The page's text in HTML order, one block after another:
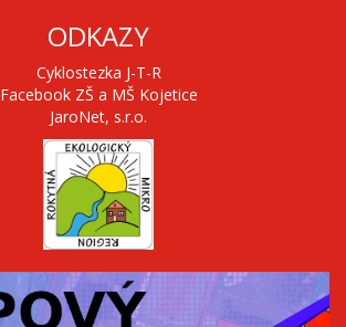
ODKAZY
Cyklostezka J-T-R
Facebook ZŠ a MŠ Kojetice
JaroNet, s.r.o.